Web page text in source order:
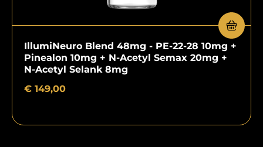
IllumiNeuro Blend 48mg - PE-22-28 10mg +
Pinealon 10mg + N-Acetyl Semax 20mg +
N-Acetyl Selank 8mg
€ 149,00